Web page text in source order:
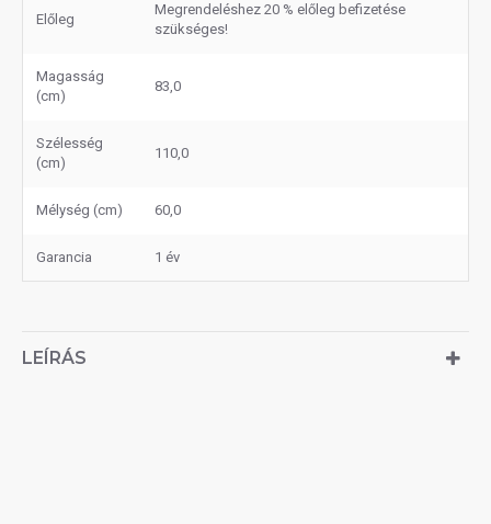
Előleg
Megrendeléshez 20 % előleg befizetése
szükséges!
Magasság
(cm)
83,0
Szélesség
(cm)
110,0
Mélység (cm) 60,0
Garancia 1 év
LEÍRÁS